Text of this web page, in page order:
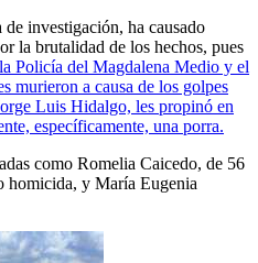
investigación, ha causado
la brutalidad de los hechos, pues
la Policía del Magdalena Medio y el
murieron a causa de los golpes
Luis Hidalgo, les propinó en
específicamente, una porra.
como Romelia Caicedo, de 56
homicida, y María Eugenia